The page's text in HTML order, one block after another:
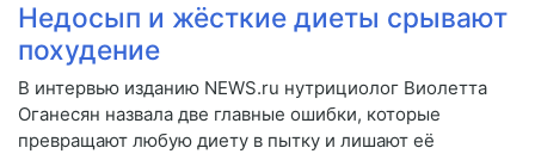
Недосып и жёсткие диеты срывают
похудение
В интервью изданию NEWS.ru нутрициолог Виолетта
Оганесян назвала две главные ошибки, которые
превращают любую диету в пытку и лишают её